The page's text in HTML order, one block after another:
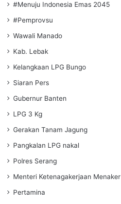
#Menuju Indonesia Emas 2045
#Pemprovsu
Wawali Manado
Kab. Lebak
Kelangkaan LPG Bungo
Siaran Pers
Gubernur Banten
LPG 3 Kg
Gerakan Tanam Jagung
Pangkalan LPG nakal
Polres Serang
Menteri Ketenagakerjaan Menaker
Pertamina